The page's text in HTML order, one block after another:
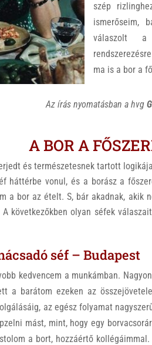
szép
ismerőseim,
válaszolt a
ma is a bor a
Az írás nyomatásban a hvg
A BOR A
és természetesnek tartott
háttérbe vonul, és a borász a
a bor az ételt. S, bár akadnak, akik
következőkben olyan séfek
séf – Budapest
kedvencem a munkámban.
a barátom ezeken az
az egész folyamat
mást, mint, hogy egy
a bort, hozzáértő